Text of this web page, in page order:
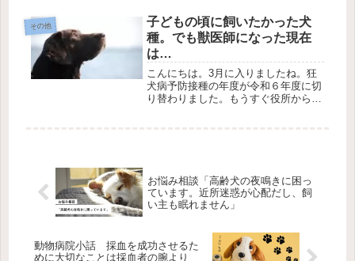
ります。災害が発生してからでは遅
い！早めに知っおきたい犬猫の災害対
策を紹介。
その他
子どもの頃に飼いたかった犬
種。でも獣医師になった現在
は…
こんにちは。3月に入りましたね。狂
犬病予防接種の年度が令和６年度に切
り替わりました。もうすぐ役所から犬
お悩み相談「高齢犬の夜鳴きに困っ
ています。近所迷惑が心配だし、飼
い主も眠れません」
動物病院小話 採血を成功させるた
めに大切なことは採血者の腕より